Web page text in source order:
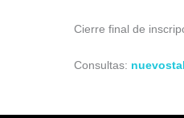
Cierre final de
Consultas: